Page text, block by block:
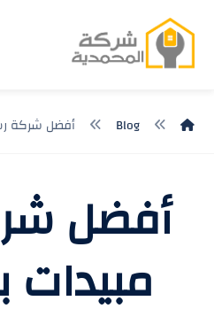
Blog أفضل شركة
أفضل
مبيدات